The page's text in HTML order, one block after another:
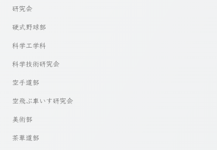
研究会
硬式野球部
科学工学科
科学技術研究会
空手道部
空飛ぶ車いす研究会
美術部
茶華道部